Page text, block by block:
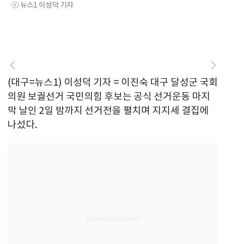
ⓒ 뉴스1 이성덕 기자
(대구=뉴스1) 이성덕 기자 = 이진숙 대구 달성군 국회
의원 보궐선거 국민의힘 후보는 공식 선거운동 마지
막 날인 2일 밤까지 선거전을 펼치며 지지세 결집에
나섰다.